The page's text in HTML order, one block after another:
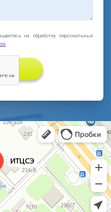
на обработку персональных